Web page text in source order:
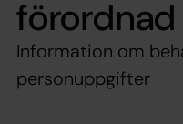
förordnad
Information om
personuppgifter